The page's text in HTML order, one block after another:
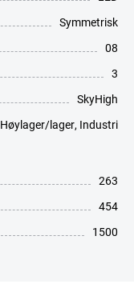
Symmetrisk
08
3
SkyHigh
Høylager/lager, Industri
263
454
1500